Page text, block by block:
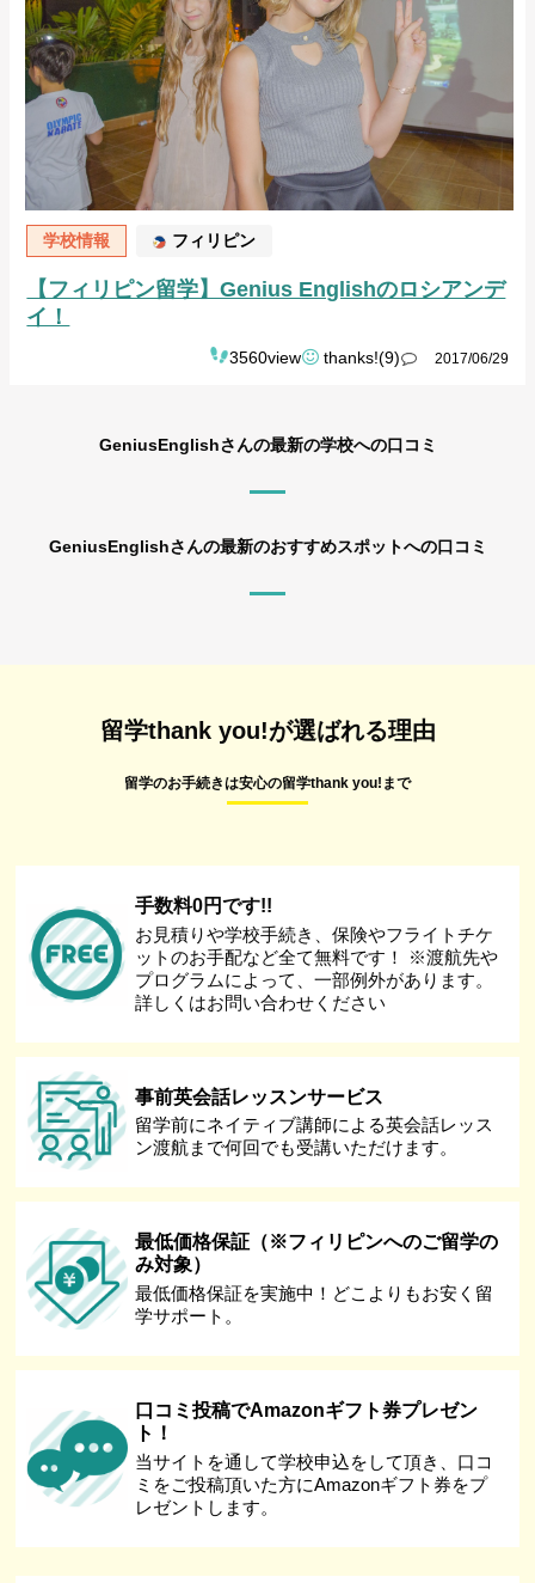
学校情報 フィリピン
【フィリピン留学】Genius Englishのロシアンデ
イ！
3560view thanks!(9) 2017/06/29
GeniusEnglishさんの最新の学校への口コミ
GeniusEnglishさんの最新のおすすめスポットへの口コミ
留学thank you!が選ばれる理由
留学のお手続きは安心の留学thank you!まで
手数料0円です!!
お見積りや学校手続き、保険やフライトチケ
ットのお手配など全て無料です！ ※渡航先や
プログラムによって、一部例外があります。
詳しくはお問い合わせください
事前英会話レッスンサービス
留学前にネイティブ講師による英会話レッス
ン渡航まで何回でも受講いただけます。
最低価格保証（※フィリピンへのご留学の
み対象）
最低価格保証を実施中！どこよりもお安く留
学サポート。
口コミ投稿でAmazonギフト券プレゼン
ト！
当サイトを通して学校申込をして頂き、口コ
ミをご投稿頂いた方にAmazonギフト券をプ
レゼントします。